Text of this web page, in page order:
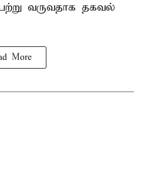
வருவதாக தகவல்
More